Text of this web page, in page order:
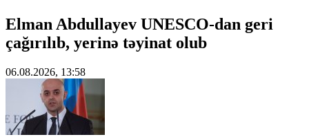
Elman Abdullayev UNESCO-dan geri
çağırılıb, yerinə təyinat olub
06.08.2026, 13:58